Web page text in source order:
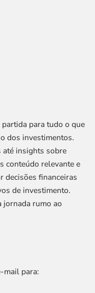
para tudo o que
dos investimentos.
até insights sobre
conteúdo relevante e
decisões financeiras
de investimento.
jornada rumo ao
mail para: